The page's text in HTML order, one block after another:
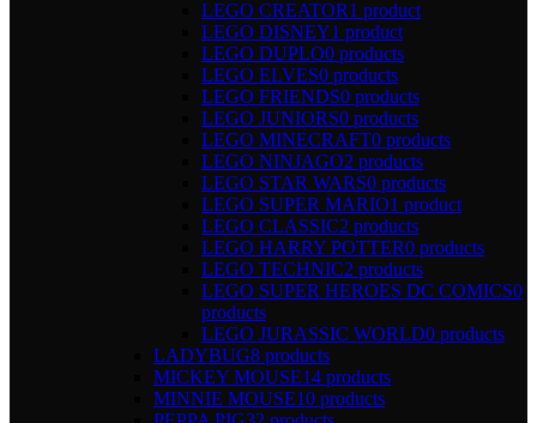
LEGO CREATOR1 product
LEGO DISNEY1 product
LEGO DUPLO0 products
LEGO ELVES0 products
LEGO FRIENDS0 products
LEGO JUNIORS0 products
LEGO MINECRAFT0 products
LEGO NINJAGO2 products
LEGO STAR WARS0 products
LEGO SUPER MARIO1 product
LEGO CLASSIC2 products
LEGO HARRY POTTER0 products
LEGO TECHNIC2 products
LEGO SUPER HEROES DC COMICS0
products
LEGO JURASSIC WORLD0 products
LADYBUG8 products
MICKEY MOUSE14 products
MINNIE MOUSE10 products